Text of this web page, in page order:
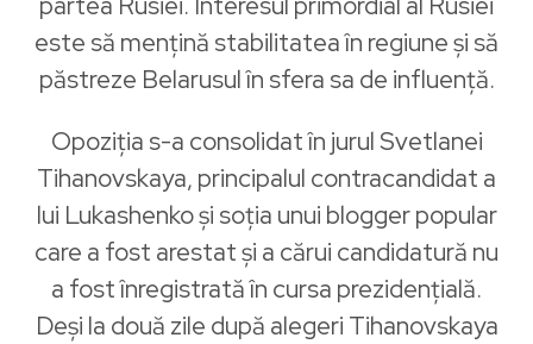
este să mențină stabilitatea în regiune și să
păstreze Belarusul în sfera sa de influență.
Opoziția s-a consolidat în jurul Svetlanei
Tihanovskaya, principalul contracandidat a
lui Lukashenko și soția unui blogger popular
care a fost arestat și a cărui candidatură nu
a fost înregistrată în cursa prezidențială.
Deși la două zile după alegeri Tihanovskaya